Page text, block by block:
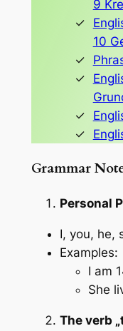
9
10
Grammar
Personal
I, you, he,
Examples:
I am
She
The verb